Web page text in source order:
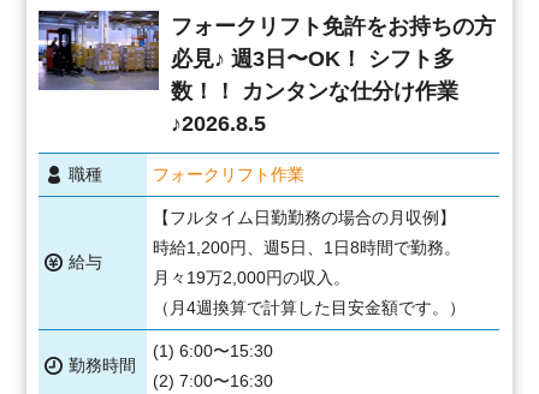
フォークリフト免許をお持ちの方
必見♪ 週3日〜OK！ シフト多
数！！ カンタンな仕分け作業
♪2026.8.5
職種 フォークリフト作業
給与
【フルタイム日勤勤務の場合の月収例】
時給1,200円、週5日、1日8時間で勤務。
月々19万2,000円の収入。
（月4週換算で計算した目安金額です。）
勤務時間
(1) 6:00〜15:30
(2) 7:00〜16:30